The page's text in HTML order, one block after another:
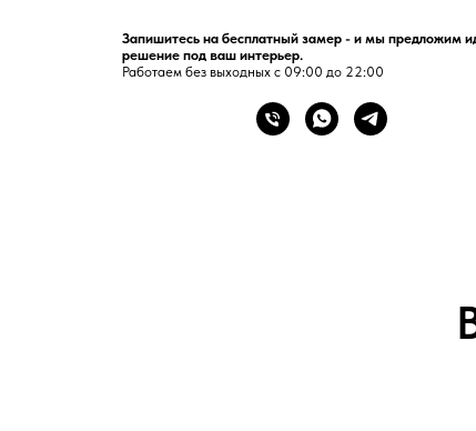
Запишитесь на бесплатный замер - и мы предложим
решение под ваш интерьер.
Работаем без выходных с 09:00 до 22:00